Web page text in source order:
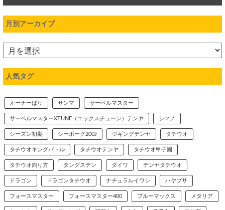
月別アーカイブ
人気タグ
オーナーばり サンマ サーベルマスター
サーベルマスターXTUNE（エックスチューン）テンヤ シマノ
シーズン初期 シーボーグ200J ジギングテンヤ タチウオ
タチウオキングバトル タチウオテンヤ タチウオ甲子園
タチウオ釣り方 タングステン ダイワ テンヤタチウオ
ドラゴン ドラゴンタチウオ ナチュラルイワシ ハヤブサ
フォースマスター フォースマスター400 ブルーマックス メタリア